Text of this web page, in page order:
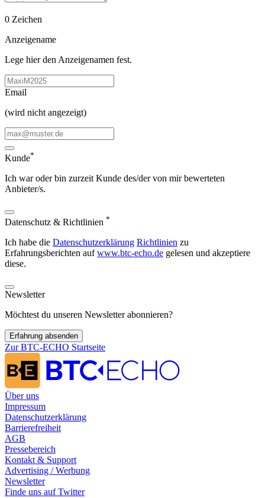
0 Zeichen
Anzeigename
Lege hier den Anzeigenamen fest.
Email
(wird nicht angezeigt)
Kunde*
Ich war oder bin zurzeit Kunde des/der von mir bewerteten
Anbieter/s.
Datenschutz & Richtlinien *
Ich habe die Datenschutzerklärung Richtlinien zu
Erfahrungsberichten auf www.btc-echo.de gelesen und akzeptiere
diese.
Newsletter
Möchtest du unseren Newsletter abonnieren?
Erfahrung absenden
Zur BTC-ECHO Startseite
Über uns
Impressum
Datenschutzerklärung
Barrierefreiheit
AGB
Pressebereich
Kontakt & Support
Advertising / Werbung
Newsletter
Finde uns auf Twitter